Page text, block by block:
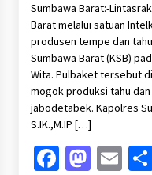
Sumbawa Barat:-
Barat melalui satuan
produsen tempe dan
Sumbawa Barat (KSB)
Wita. Pulbaket tersebut
mogok produksi tahu
jabodetabek. Kapolres
S.IK.,M.IP […]